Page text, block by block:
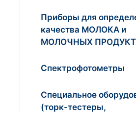
Приборы для
качества МОЛОКА и
МОЛОЧНЫХ
Спектрофотометры
Специальное
(торк-тестеры,